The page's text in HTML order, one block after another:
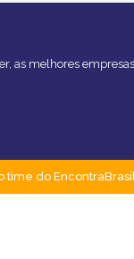
as melhores empresas,
time do EncontraBrasil